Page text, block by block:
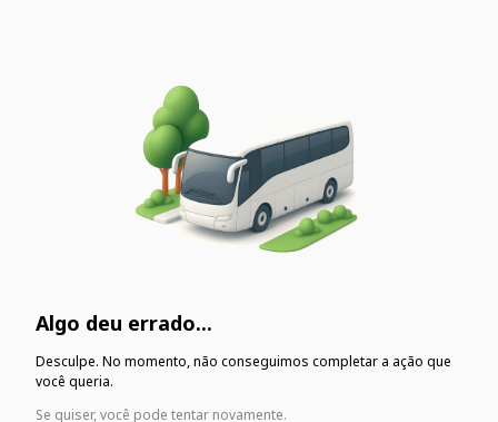
Algo deu errado...
Desculpe. No momento, não conseguimos completar a ação que
você queria.
Se quiser, você pode tentar novamente.